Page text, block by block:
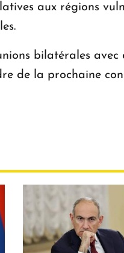
aux régions
bilatérales
de la prochaine